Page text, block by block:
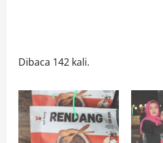
Dibaca 142 kali.